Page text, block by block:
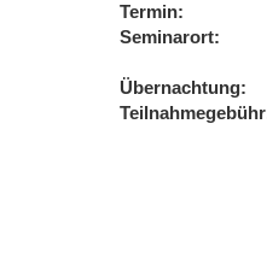
Termin
Seminarort
Übernachtung
Teilnahmegebühr